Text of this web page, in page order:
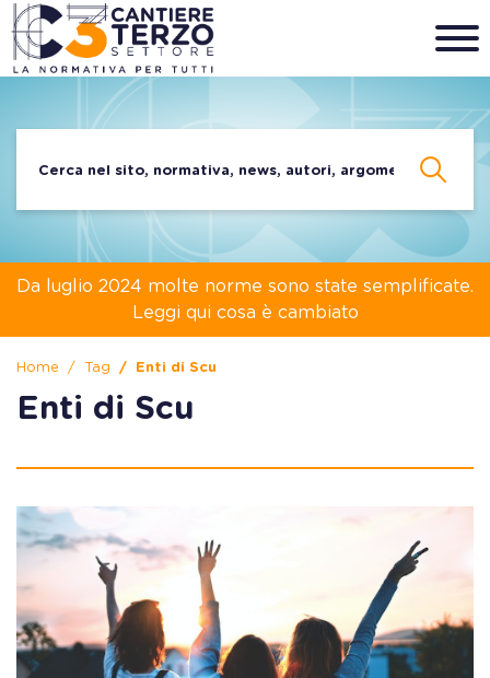
Da luglio 2024 molte norme sono state semplificate.
Leggi qui cosa è cambiato
Home Tag Enti di Scu
Enti di Scu